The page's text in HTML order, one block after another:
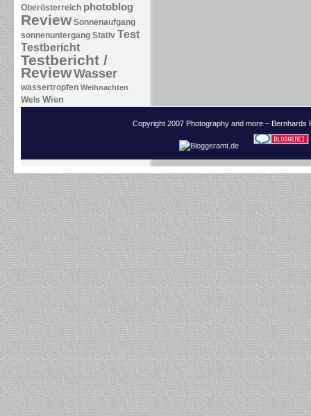
Oberösterreich photoblog
Review Sonnenaufgang
sonnenuntergang Stativ Test
Testbericht
Testbericht /
ReviewWasser
wassertropfen Weihnachten
Wels Wien
Copyright 2007 Photography and more –